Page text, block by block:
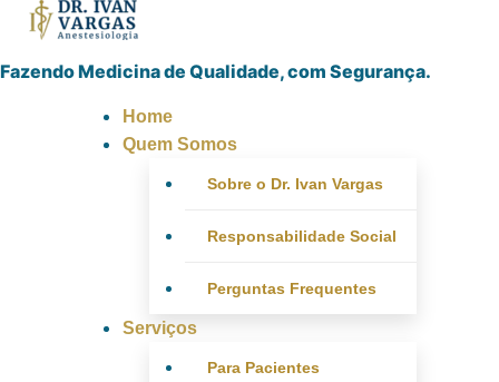
Fazendo Medicina de Qualidade, com Segurança.
Home
Quem Somos
Sobre o Dr. Ivan Vargas
Responsabilidade Social
Perguntas Frequentes
Serviços
Para Pacientes